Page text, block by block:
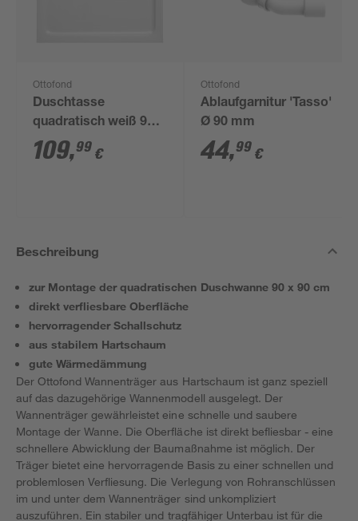
Ottofond
Duschtasse
quadratisch weiß 90 x
90 x 4 cm
109,99 €
Ottofond
Ablaufgarnitur 'Tasso'
Ø 90 mm
44,99 €
Beschreibung
zur Montage der quadratischen Duschwanne 90 x 90 cm
direkt verfliesbare Oberfläche
hervorragender Schallschutz
aus stabilem Hartschaum
gute Wärmedämmung
Der Ottofond Wannenträger aus Hartschaum ist ganz speziell
auf das dazugehörige Wannenmodell ausgelegt. Der
Wannenträger gewährleistet eine schnelle und saubere
Montage der Wanne. Die Oberfläche ist direkt befliesbar - eine
schnellere Abwicklung der Baumaßnahme ist möglich. Der
Träger bietet eine hervorragende Basis zu einer schnellen und
problemlosen Verfliesung. Die Verlegung von Rohranschlüssen
im und unter dem Wannenträger sind unkompliziert
auszuführen. Ein stabiler und tragfähiger Unterbau ist für die